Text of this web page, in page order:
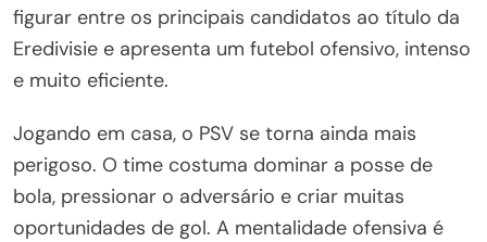
figurar entre os principais candidatos ao título da
Eredivisie e apresenta um futebol ofensivo, intenso
e muito eficiente.
Jogando em casa, o PSV se torna ainda mais
perigoso. O time costuma dominar a posse de
bola, pressionar o adversário e criar muitas
oportunidades de gol. A mentalidade ofensiva é